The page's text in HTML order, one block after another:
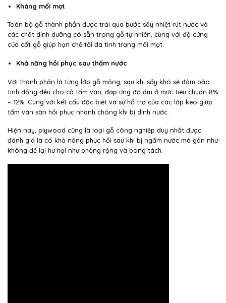
Kháng mối mọt
Toàn bộ gỗ thành phần được trải qua bước sấy nhiệt rút nước và
các chất dinh dưỡng có sẵn trong gỗ tự nhiên, cùng với độ cứng
của cốt gỗ giúp hạn chế tối đa tình trạng mối mọt.
Khả năng hồi phục sau thấm nước
Với thành phần là từng lớp gỗ mỏng, sau khi sấy khô sẽ đảm bảo
tính đồng đều cho cả tấm ván, đáp ứng độ ẩm ở mức tiêu chuẩn 8%
– 12%. Cùng với kết cấu đặc biệt và sự hỗ trợ của các lớp keo giúp
tấm ván sàn hồi phục nhanh chóng khi bị dính nước.
Hiện nay, plywood cũng là loại gỗ công nghiệp duy nhất được
đánh giá là có khả năng phục hồi sau khi bị ngấm nước mà gần như
không để lại hư hại như phồng rộng và bong tách.